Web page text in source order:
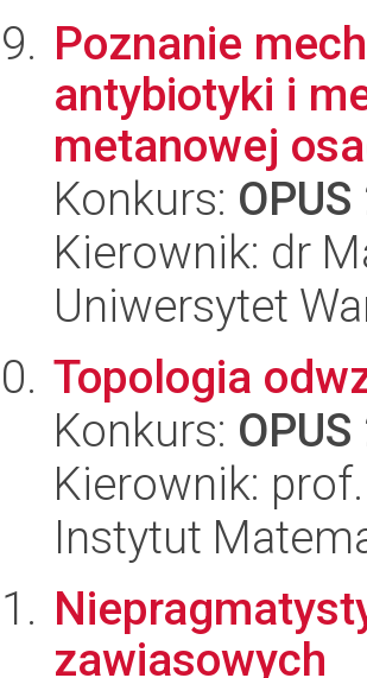
Poznanie
antybiotyki i
metanowej
Konkurs:
Kierownik: dr
Uniwersytet
Topologia
Konkurs:
Kierownik:
Instytut
zawiasowych